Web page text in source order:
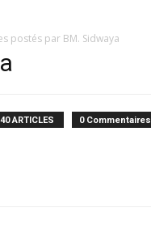
postés par BM. Sidwaya
ARTICLES 0 Commentaires